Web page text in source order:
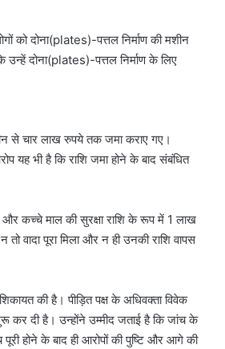
को दोना(plates)-पत्तल निर्माण की मशीन
उन्हें दोना(plates)-पत्तल निर्माण के लिए
से चार लाख रुपये तक जमा कराए गए।
यह भी है कि राशि जमा होने के बाद संबंधित
कच्चे माल की सुरक्षा राशि के रूप में 1 लाख
पूरा मिला और न ही उनकी राशि वापस
की है। पीड़ित पक्ष के अधिवक्ता विवेक
कर दी है। उन्होंने उम्मीद जताई है कि जांच के
होने के बाद ही आरोपों की पुष्टि और आगे की